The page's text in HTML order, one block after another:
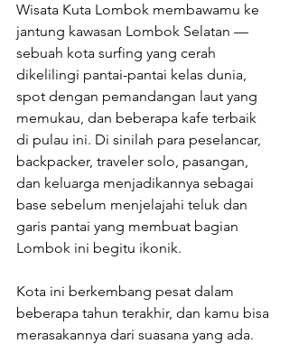
Wisata Kuta Lombok membawamu ke
jantung kawasan Lombok Selatan —
sebuah kota surfing yang cerah
dikelilingi pantai-pantai kelas dunia,
spot dengan pemandangan laut yang
memukau, dan beberapa kafe terbaik
di pulau ini. Di sinilah para peselancar,
backpacker, traveler solo, pasangan,
dan keluarga menjadikannya sebagai
base sebelum menjelajahi teluk dan
garis pantai yang membuat bagian
Lombok ini begitu ikonik.
Kota ini berkembang pesat dalam
beberapa tahun terakhir, dan kamu bisa
merasakannya dari suasana yang ada.